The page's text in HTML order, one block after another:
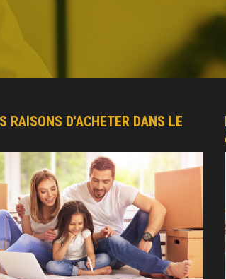
RAISONS D'ACHETER DANS LE